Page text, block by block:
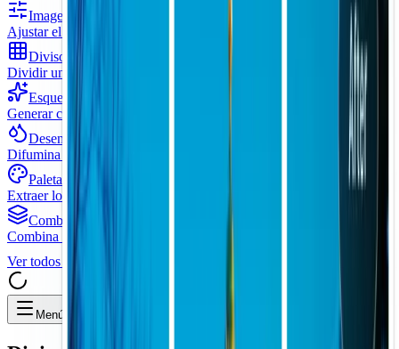
Imagen HSL
Ajustar el tono, la saturación y la luminosidad
Divisor de imágenes
Dividir una imagen en una cuadrícula
Esquema de la imagen
Generar contornos de bordes a partir de imágenes
Desenfoque de fondo
Difumina el fondo manteniendo el sujeto nítido
Paleta de colores
Extraer los colores dominantes de las imágenes
Combinador de imágenes
Combina varias imágenes juntas o apiladas
Ver todos
Herramientas de imagen
Menú alternativo